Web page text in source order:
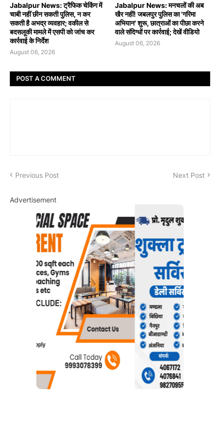
Jabalpur News: ट्रैफिक चेकिंग में
चाबी नहीं छीन सकती पुलिस, न कर
सकती है अभद्र व्यवहार; वकील से
बदसलूकी मामले में एसपी को जांच कर
कार्रवाई के निर्देश
August 06, 2026
Jabalpur News: मनचलों की अब
खैर नहीं! जबलपुर पुलिस का 'गरिमा
अभियान' शुरू, छात्राओं का पीछा करने
वाले संदिग्धों पर कार्रवाई; देखें वीडियो
August 06, 2026
POST A COMMENT
Previous Post Next Post
Advertisement